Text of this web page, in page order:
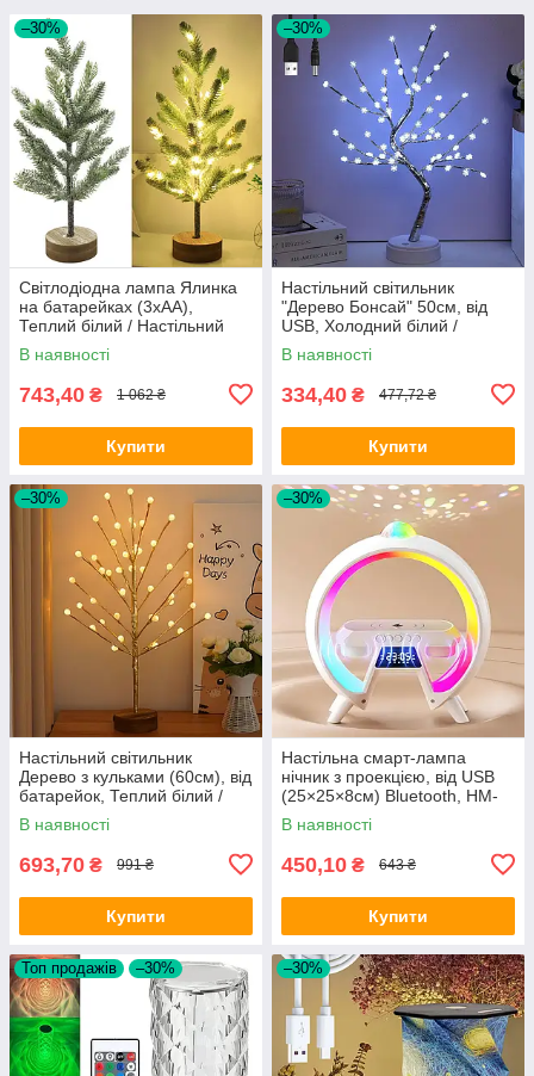
–30%
Світлодіодна лампа Ялинка
на батарейках (3хАА),
Теплий білий / Настільний
світильник декоративний
ялинка
В наявності
743,40 ₴ 1 062 ₴
Купити
–30%
Настільний світильник
"Дерево Бонсай" 50см, від
USB, Холодний білий /
Світлодіодне дерево / Лампа
нічник
В наявності
334,40 ₴ 477,72 ₴
Купити
–30%
Настільний світильник
Дерево з кульками (60см), від
батарейок, Теплий білий /
Світильник-нічник / Дерево-
гірлянда
В наявності
693,70 ₴ 991 ₴
Купити
–30%
Настільна смарт-лампа
нічник з проекцією, від USB
(25×25×8см) Bluetooth, HM-
G66 / Безпровідна зарядка
В наявності
450,10 ₴ 643 ₴
Купити
Топ продажів –30% –30%